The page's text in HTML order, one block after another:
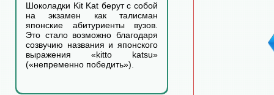
Шоколадки Kit Kat берут с собой
на экзамен как талисман
японские абитуриенты вузов.
Это стало возможно благодаря
созвучию названия и японского
выражения «kitto katsu»
(«непременно победить»).